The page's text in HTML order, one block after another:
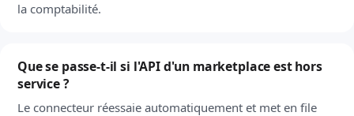
la comptabilité.
Que se passe-t-il si l'API d'un marketplace est hors
service ?
Le connecteur réessaie automatiquement et met en file